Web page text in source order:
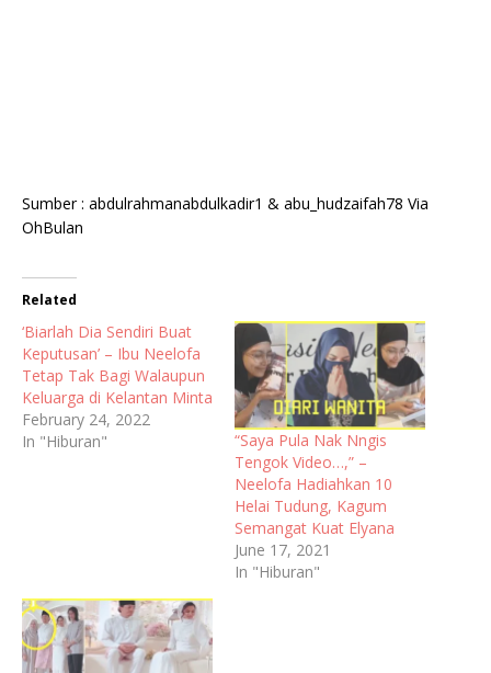
Sumber : abdulrahmanabdulkadir1 & abu_hudzaifah78 Via
OhBulan
Related
‘Biarlah Dia Sendiri Buat
Keputusan’ – Ibu Neelofa
Tetap Tak Bagi Walaupun
Keluarga di Kelantan Minta
February 24, 2022
In "Hiburan"
“Saya Pula Nak Nngis
Tengok Video…,” –
Neelofa Hadiahkan 10
Helai Tudung, Kagum
Semangat Kuat Elyana
June 17, 2021
In "Hiburan"